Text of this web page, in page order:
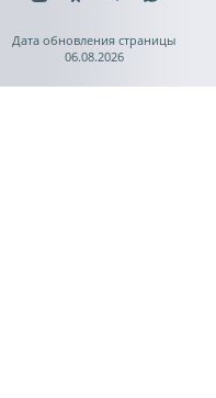
Дата обновления страницы
06.08.2026